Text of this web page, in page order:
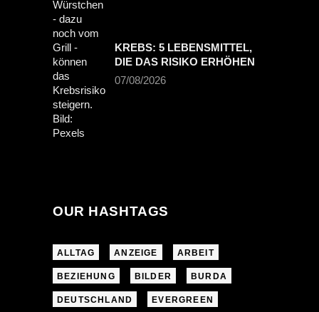
KREBS: 5 LEBENSMITTEL,
DIE DAS RISIKO ERHÖHEN
07/08/2026
OUR HASHTAGS
ALLTAG ANZEIGE ARBEIT
BEZIEHUNG BILDER BURDA
DEUTSCHLAND EVERGREEN